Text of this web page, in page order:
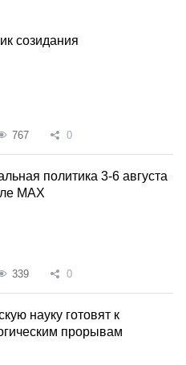
созидания
767 0
политика 3-6 августа
MAX
339 0
науку готовят к
прорывам